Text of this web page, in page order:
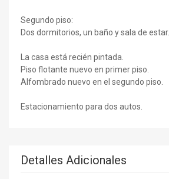
Segundo piso:
Dos dormitorios, un baño y sala de estar.
La casa está recién pintada.
Piso flotante nuevo en primer piso.
Alfombrado nuevo en el segundo piso.
Estacionamiento para dos autos.
Detalles Adicionales